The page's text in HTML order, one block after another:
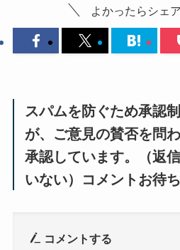
よかったらシェ
スパムを防ぐため承認
が、ご意見の賛否を問
承認しています。（返
いない）コメントお待
コメントする